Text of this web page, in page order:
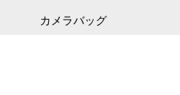
カメラバッグ